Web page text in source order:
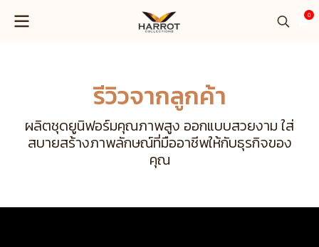
0
รีวิวจากลูกค้า
ผลิตชุดยูนิฟอร์มคุณภาพสูง ออกแบบสวยงาม ใส่
สบายสร้างภาพลักษณ์ที่มืออาชีพให้กับธุรกิจของ
คุณ